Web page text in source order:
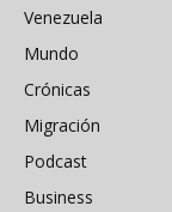
Venezuela
Mundo
Crónicas
Migración
Podcast
Business